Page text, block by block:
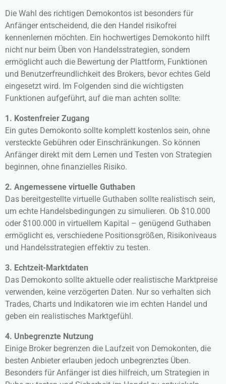
Die Wahl des richtigen Demokontos ist besonders für
Anfänger entscheidend, die den Handel risikofrei
kennenlernen möchten. Ein hochwertiges Demokonto hilft
nicht nur beim Üben von Handelsstrategien, sondern
ermöglicht auch die Bewertung der Plattform, Funktionen
und Benutzerfreundlichkeit des Brokers, bevor echtes Geld
eingesetzt wird. Im Folgenden sind die wichtigsten
Funktionen aufgeführt, auf die man achten sollte:
1. Kostenfreier Zugang
Ein gutes Demokonto sollte komplett kostenlos sein, ohne
versteckte Gebühren oder Einschränkungen. So können
Anfänger direkt mit dem Lernen und Testen von Strategien
beginnen, ohne finanzielles Risiko.
2. Angemessene virtuelle Guthaben
Das bereitgestellte virtuelle Guthaben sollte realistisch sein,
um echte Handelsbedingungen zu simulieren. Ob $10.000
oder $100.000 in virtuellem Kapital – genügend Guthaben
ermöglicht es, verschiedene Positionsgrößen, Risikoniveaus
und Handelsstrategien effektiv zu testen.
3. Echtzeit-Marktdaten
Das Demokonto sollte aktuelle oder realistische Marktpreise
verwenden, keine verzögerten Daten. Nur so verhalten sich
Trades, Charts und Indikatoren wie im echten Handel und
geben ein realistisches Marktgefühl.
4. Unbegrenzte Nutzung
Einige Broker begrenzen die Laufzeit von Demokonten, die
besten Anbieter erlauben jedoch unbegrenztes Üben.
Besonders für Anfänger ist dies hilfreich, um Strategien in